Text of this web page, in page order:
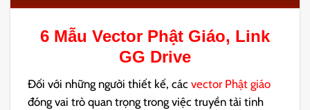
6 Mẫu Vector Phật Giáo, Link
GG Drive
Đối với những người thiết kế, cácvector Phật giáo
đóng vai trò quan trọng trong việc truyền tải tinh